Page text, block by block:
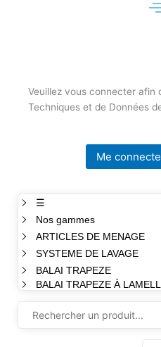
Veuillez vous connecter afin
Techniques et de Données
Me
☰
Nos gammes
ARTICLES DE MENAGE
SYSTEME DE LAVAGE
BALAI TRAPEZE
BALAI TRAPEZE À